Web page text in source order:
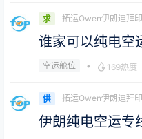
求 拓运Owen伊朗迪拜
谁家可以纯电空
空运舱位 • 169热度
供 拓运Owen伊朗迪拜
伊朗纯电空运专